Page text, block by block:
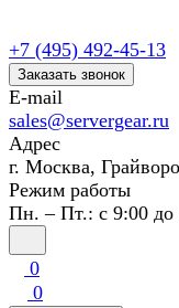
+7 (495) 492-45-13
Заказать звонок
E-mail
sales@servergear.ru
Адрес
г. Москва,
Режим работы
Пн. – Пт.: с 9:00 до
0
0